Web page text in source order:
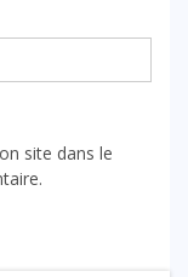
site dans le